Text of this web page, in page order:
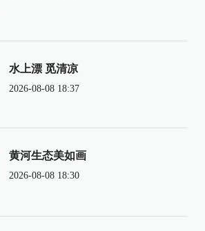
水上漂 觅清凉
2026-08-08 18:37
黄河生态美如画
2026-08-08 18:30